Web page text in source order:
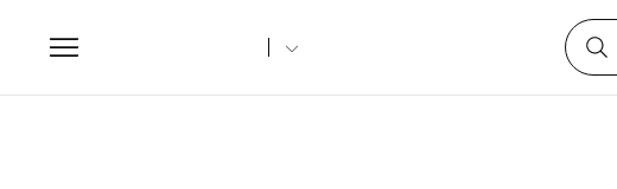
Toggle
navigation